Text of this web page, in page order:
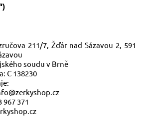
211/7, Žďár nad Sázavou 2, 591
soudu v Brně
C 138230
967 371